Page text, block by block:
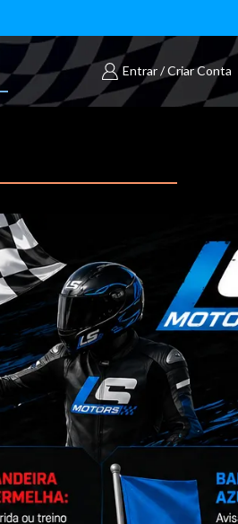
Entrar / Criar Conta